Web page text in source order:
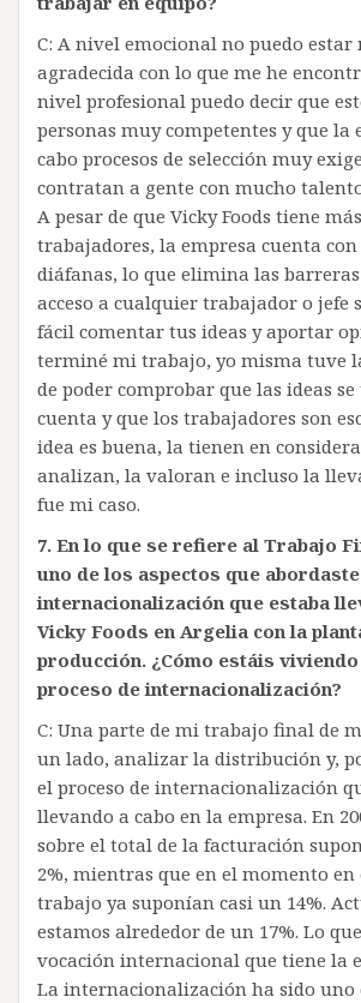
C: A nivel emocional no puedo estar
agradecida con lo que me he
nivel profesional puedo decir que
personas muy competentes y que la
cabo procesos de selección muy
contratan a gente con mucho
A pesar de que Vicky Foods tiene
trabajadores, la empresa cuenta
diáfanas, lo que elimina las
acceso a cualquier trabajador o jefe
fácil comentar tus ideas y aportar
terminé mi trabajo, yo misma tuve
de poder comprobar que las ideas
cuenta y que los trabajadores son
idea es buena, la tienen en
analizan, la valoran e incluso la
fue mi caso.
7. En lo que se refiere al Trabajo
uno de los aspectos que
internacionalización que estaba
Vicky Foods en Argelia con la
producción. ¿Cómo estáis
proceso de internacionalización?
C: Una parte de mi trabajo final de
un lado, analizar la distribución y,
el proceso de internacionalización
llevando a cabo en la empresa. En
sobre el total de la facturación
2%, mientras que en el momento en
trabajo ya suponían casi un 14%.
estamos alrededor de un 17%. Lo
vocación internacional que tiene la
La internacionalización ha sido uno